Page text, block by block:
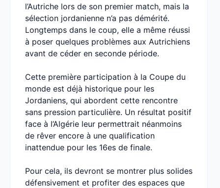
l’Autriche lors de son premier match, mais la
sélection jordanienne n’a pas démérité.
Longtemps dans le coup, elle a même réussi
à poser quelques problèmes aux Autrichiens
avant de céder en seconde période.
Cette première participation à la Coupe du
monde est déjà historique pour les
Jordaniens, qui abordent cette rencontre
sans pression particulière. Un résultat positif
face à l’Algérie leur permettrait néanmoins
de rêver encore à une qualification
inattendue pour les 16es de finale.
Pour cela, ils devront se montrer plus solides
défensivement et profiter des espaces que